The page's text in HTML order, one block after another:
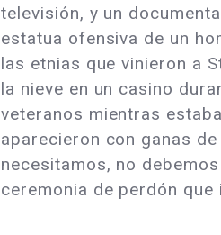
televisión, y un
estatua ofensiva de un
las etnias que vinieron a
la nieve en un casino
veteranos mientras
aparecieron con ganas
necesitamos, no
ceremonia de perdón